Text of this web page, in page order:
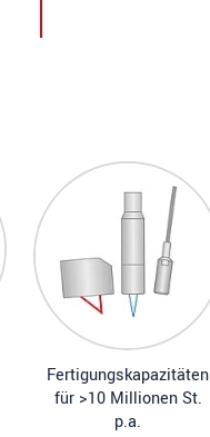
Fertigungskapazitäten
für >10 Millionen St.
p.a.